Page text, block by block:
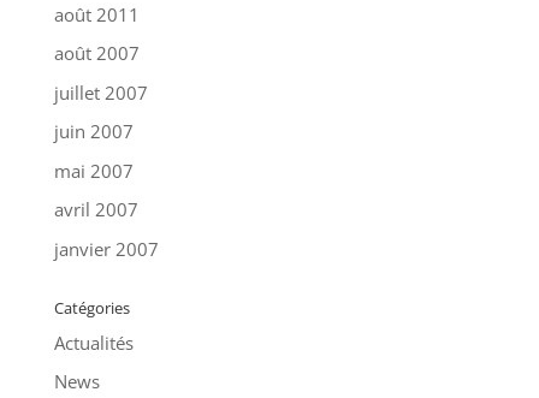
août 2011
août 2007
juillet 2007
juin 2007
mai 2007
avril 2007
janvier 2007
Catégories
Actualités
News